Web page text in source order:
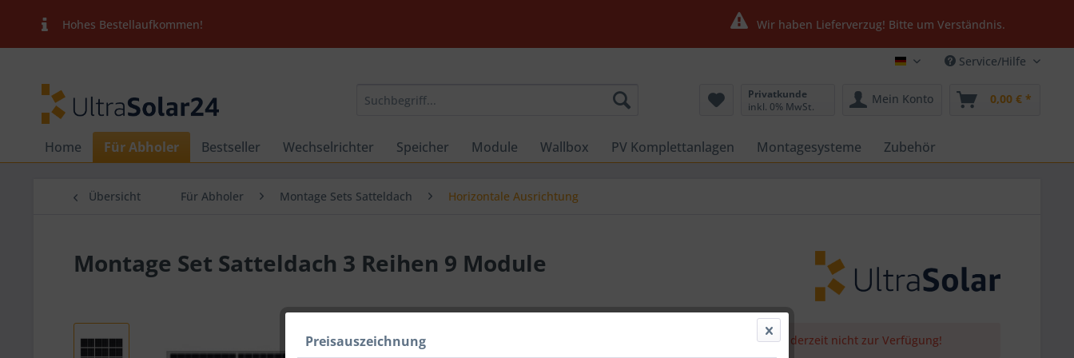
Hohes Bestellaufkommen! Wir haben Lieferverzug! Bitte um Verständnis.
Ultrasolar24.deService/Hilfe
Privatkunde
inkl. 0% MwSt.
Mein Konto 0,00 € *
Home Für Abholer Bestseller Wechselrichter Speicher Module Wallbox PV Komplettanlagen Montagesysteme Zubehör
Übersicht Für Abholer Montage Sets Satteldach Horizontale Ausrichtung
Montage Set Satteldach 3 Reihen 9 Module
Dieser Artikel steht derzeit nicht zur Verfügung!
Preisauszeichnung